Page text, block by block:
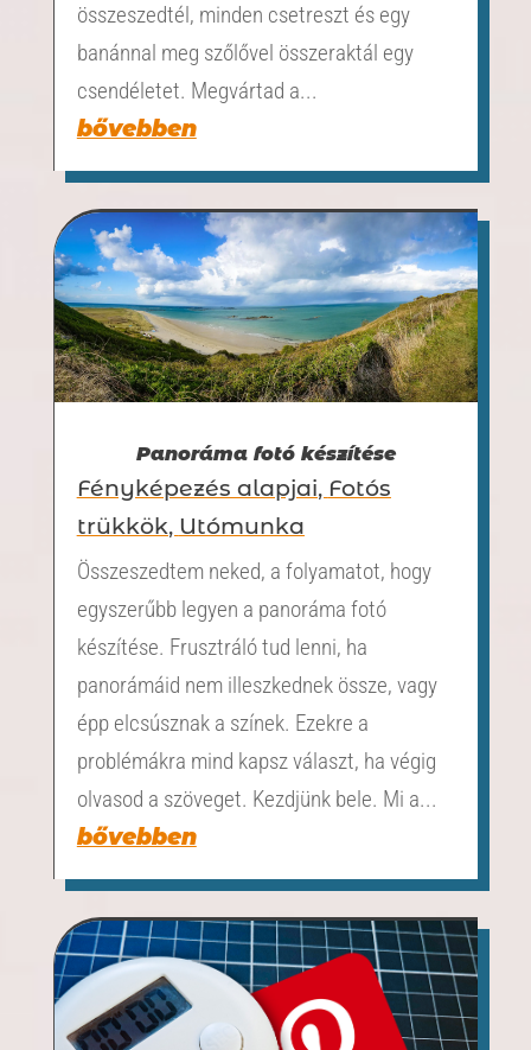
összeszedtél, minden csetreszt és egy
banánnal meg szőlővel összeraktál egy
csendéletet. Megvártad a...
bővebben
Panoráma fotó készítése
Fényképezés alapjai, Fotós
trükkök, Utómunka
Összeszedtem neked, a folyamatot, hogy
egyszerűbb legyen a panoráma fotó
készítése. Frusztráló tud lenni, ha
panorámáid nem illeszkednek össze, vagy
épp elcsúsznak a színek. Ezekre a
problémákra mind kapsz választ, ha végig
olvasod a szöveget. Kezdjünk bele. Mi a...
bővebben